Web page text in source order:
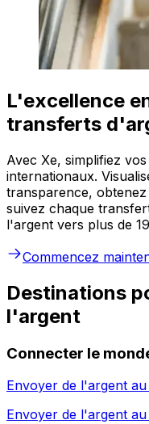
L'excellence
transferts
Avec Xe, simplifiez
internationaux.
transparence,
suivez chaque
l'argent vers plus de
Commencez
Destinations
l'argent
Connecter le
Envoyer de l'argent au
Envoyer de l'argent au